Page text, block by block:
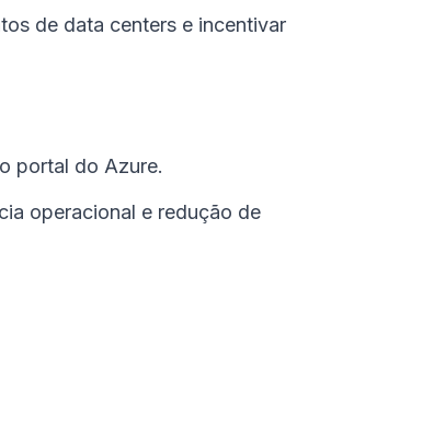
de data centers e incentivar
portal do Azure.
operacional e redução de